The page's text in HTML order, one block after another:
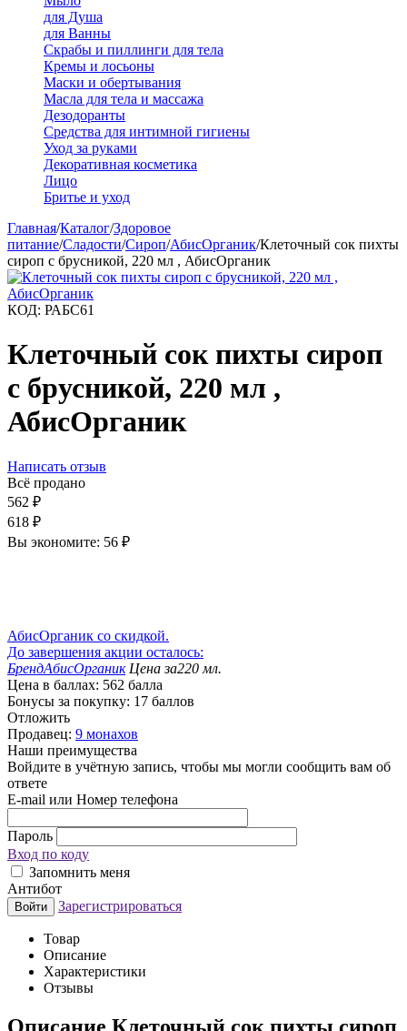
для Душа
для Ванны
Скрабы и пиллинги для тела
Кремы и лосьоны
Маски и обертывания
Масла для тела и массажа
Дезодоранты
Средства для интимной гигиены
Уход за руками
Декоративная косметика
Лицо
Бритье и уход
Главная/Каталог/Здоровое
питание/Сладости/Сироп/АбисОрганик/Клеточный сок пихты
сироп с брусникой, 220 мл , АбисОрганик
КОД: РАБС61
Клеточный сок пихты сироп
с брусникой, 220 мл ,
АбисОрганик
Написать отзыв
Всё продано
562 ₽
618 ₽
Вы экономите: 56 ₽
АбисОрганик со скидкой.
До завершения акции осталось:
БрендАбисОрганик Цена за220 мл.
Цена в баллах: 562 балла
Бонусы за покупку: 17 баллов
Отложить
Продавец: 9 монахов
Наши преимущества
Войдите в учётную запись, чтобы мы могли сообщить вам об
ответе
E-mail или Номер телефона
Пароль
Вход по коду
Запомнить меня
Антибот
Войти Зарегистрироваться
Товар
Описание
Характеристики
Отзывы
Описание Клеточный сок пихты сироп